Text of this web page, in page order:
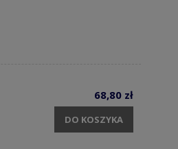
68,80 zł
DO KOSZYKA